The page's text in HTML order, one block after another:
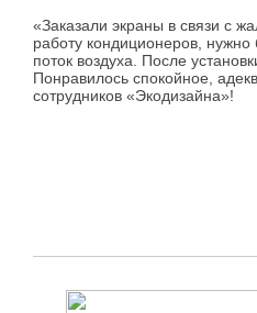
«Заказали экраны в связи с
работу кондиционеров,
поток воздуха. После
Понравилось спокойное,
сотрудников «Экодизайна»!